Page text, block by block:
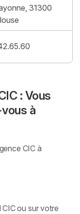
31300
: Vous
à
CIC à
ou sur votre